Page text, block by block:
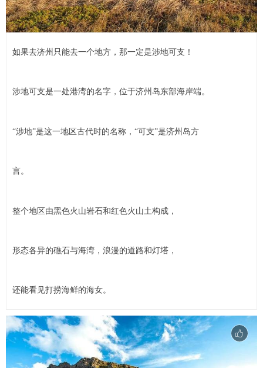
如果去济州只能去一个地方，那一定是涉地可支！
涉地可支是一处港湾的名字，位于济州岛东部海岸端。
“涉地”是这一地区古代时的名称，“可支”是济州岛方
言。
整个地区由黑色火山岩石和红色火山土构成，
形态各异的礁石与海湾，浪漫的道路和灯塔，
还能看见打捞海鲜的海女。